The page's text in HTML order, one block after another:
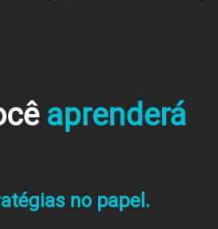
aprenderá
no papel.